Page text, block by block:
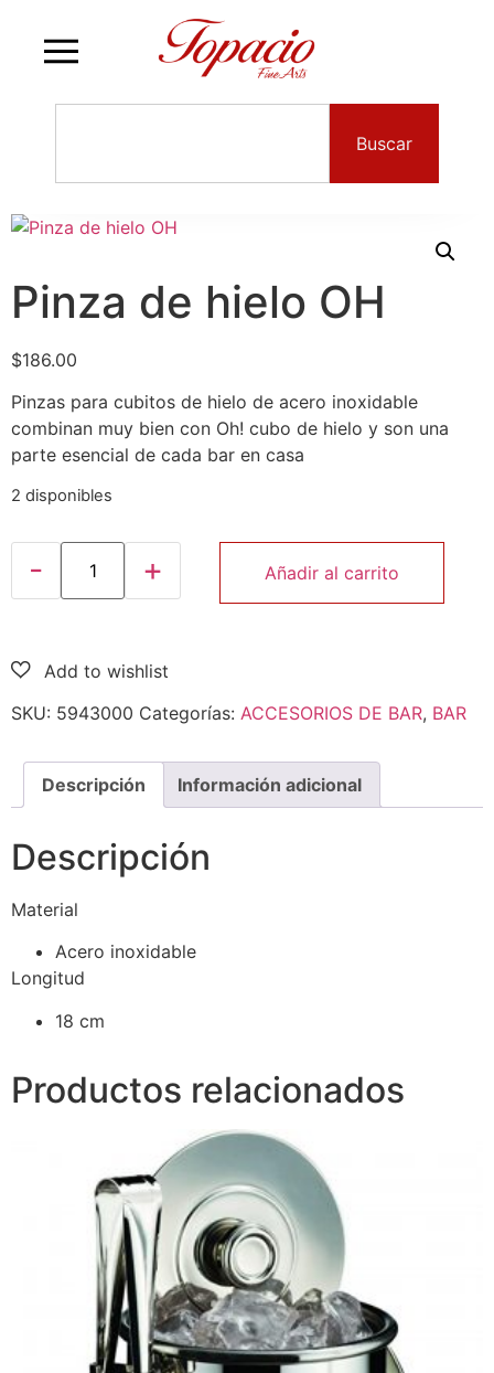
Buscar
Pinza de hielo OH
$186.00
Pinzas para cubitos de hielo de acero inoxidable
combinan muy bien con Oh! cubo de hielo y son una
parte esencial de cada bar en casa
2 disponibles
Añadir al carrito
SKU: 5943000 Categorías: ACCESORIOS DE BAR, BAR
Descripción Información adicional
Descripción
Material
Acero inoxidable
Longitud
18 cm
Productos relacionados